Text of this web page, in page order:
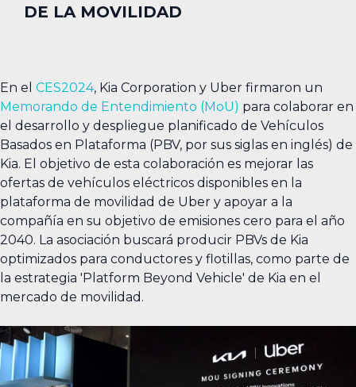
DE LA MOVILIDAD
En el CES2024, Kia Corporation y Uber firmaron un
Memorando de Entendimiento (MoU) para colaborar en
el desarrollo y despliegue planificado de Vehículos
Basados en Plataforma (PBV, por sus siglas en inglés) de
Kia. El objetivo de esta colaboración es mejorar las
ofertas de vehículos eléctricos disponibles en la
plataforma de movilidad de Uber y apoyar a la
compañía en su objetivo de emisiones cero para el año
2040. La asociación buscará producir PBVs de Kia
optimizados para conductores y flotillas, como parte de
la estrategia 'Platform Beyond Vehicle' de Kia en el
mercado de movilidad.